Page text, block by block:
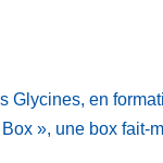
Glycines, en
», une box